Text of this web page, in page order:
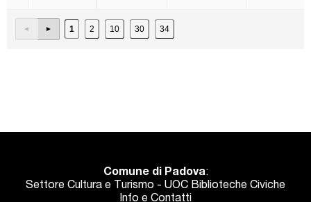
1 2 10 30 34
Comune di Padova:
Settore Cultura e Turismo - UOC Biblioteche Civiche
Info e Contatti